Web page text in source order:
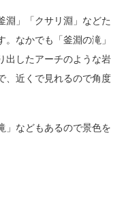
淵」「クサリ淵」などた
なかでも「釜淵の滝」
出したアーチのような岩
、近くで見れるので角度
」などもあるので景色を